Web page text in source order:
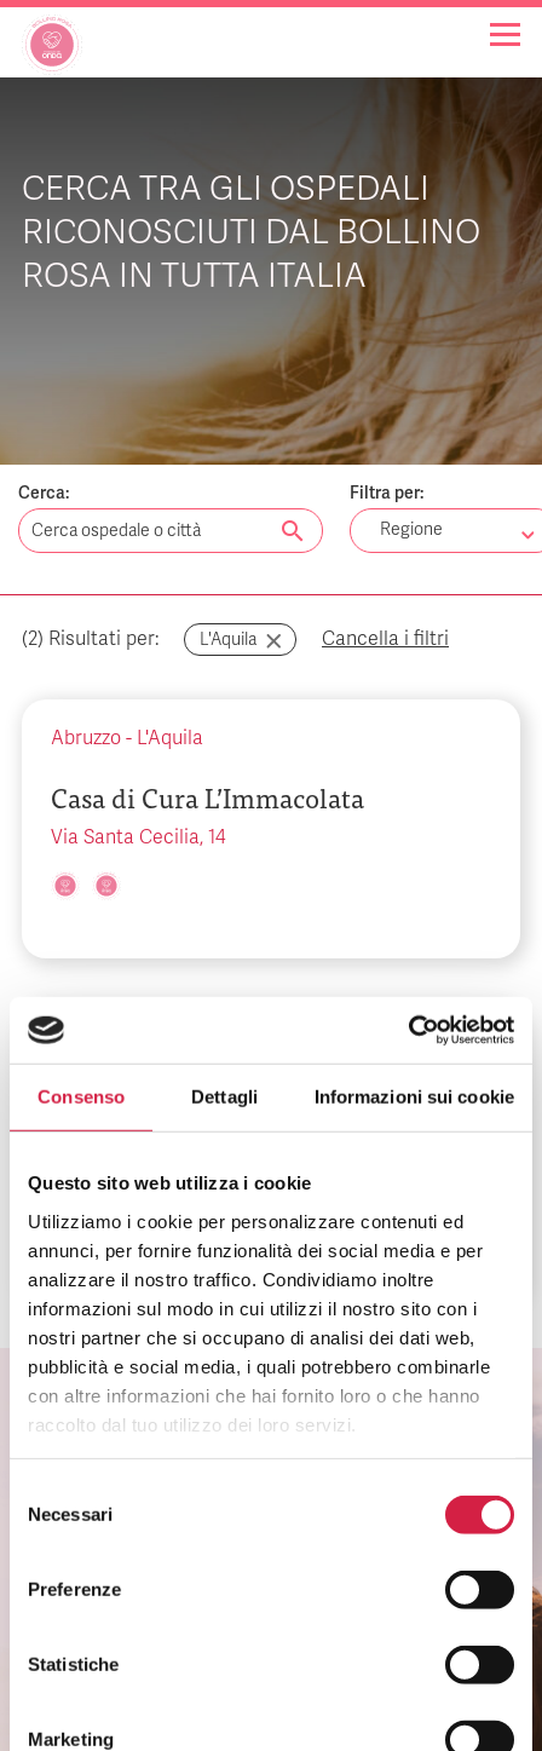
Consenso Dettagli Informazioni sui cookie
Questo sito web utilizza i cookie
Utilizziamo i cookie per personalizzare contenuti ed
annunci, per fornire funzionalità dei social media e per
analizzare il nostro traffico. Condividiamo inoltre
informazioni sul modo in cui utilizzi il nostro sito con i
nostri partner che si occupano di analisi dei dati web,
pubblicità e social media, i quali potrebbero combinarle
con altre informazioni che hai fornito loro o che hanno
raccolto dal tuo utilizzo dei loro servizi.
delNecessari
Preferenze
Statistiche
Marketing
INIZIATIVE
NOTIZIE
CHI SIAMO
CERCA TRA GLI OSPEDALI
RICONOSCIUTI DAL BOLLINO
ROSA IN TUTTA ITALIA
Cerca:
search
Filtra per:
Regione
(2) Risultati per: L'Aquila Cancella i filtri
Abruzzo - L'Aquila
Casa di Cura L’Immacolata
Via Santa Cecilia, 14
Abruzzo
Casa di Cura Privata Di Lorenzo
S.p.A.
Via G. Amendola, 22
ISCRIVITI ALLA NEWSLETTER
Scopri come partecipare alle iniziative degli
Rimani informato sui temi di salute di
ai servizi.